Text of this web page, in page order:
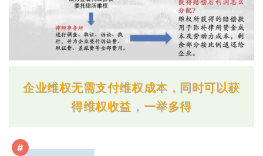
企业维权无需支付维权成本，同时可以获
得维权收益，一举多得
#